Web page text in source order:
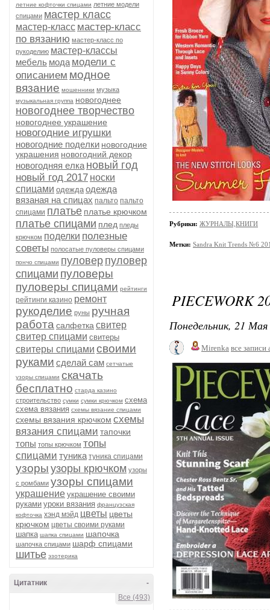
летние кофточки спицами летние модели
спицами мастер класс
мастер-класс мастер-класс
по вязанию мастер-класс по
рукоделию мастер-классы
мебель мода модели с
описанием модное
вязание мошенники музыка
музыкальная группа новогоднее
новогоднее творчество
новогоднее украшение
новогодние игрушки
новогодние поделки новогодние
украшения новогодний декор
новогодняя елка новый год
новый год 2017 носки
спицами одежда одежда
вязаная на спицах пальто пальто
спицами платье платье крючком
платье спицами плед пледы
крючком поделки полезные
советы полосатые пуловеры спицами
пончо спицами пуловер пуловер
спицами пуловеры
пуловеры спицами рейтинги
рейтинги казино ремонт
рукоделие руны ручная
работа салфетка свитер
свитер спицами свитеры
свитеры спицами своими
руками сделай сам сетчатые
узоры спицами скачать
бесплатно старда казино
строительство сумки сумки крючком схема
схема вязания схемы вязание спицами
схемы вязания крючком схемы
вязания спицами тапочки
топы топы крючком топы
спицами туника туника спицами
узоры узоры крючком узоры
с ромбами узоры спицами
украшение украшение своими
руками уроки вязания французская
кофточка хэнд мэйд цветы цветы
крючком цветы своими руками
шапка шапка спицами шапочка
шапочка спицами шарф спицами
шитье эзотерика
-
Цитатник
Все (493)
Рубрики: ЖУРНАЛЫ,КНИГИ
Метки: Sandra Knit Trends №6
PIECEWORK
Понедельник, 21
Mirenka все записи